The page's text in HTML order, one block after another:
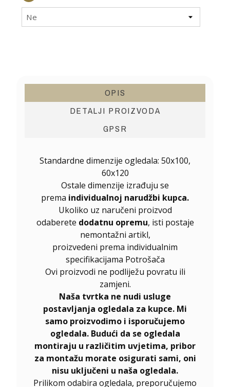
Ne
OPIS
DETALJI PROIZVODA
GPSR
Standardne dimenzije ogledala: 50x100,
60x120
Ostale dimenzije izrađuju se
prema individualnoj narudžbi kupca.
Ukoliko uz naručeni proizvod
odaberete dodatnu opremu, isti postaje
nemontažni artikl,
proizvedeni prema individualnim
specifikacijama Potrošača
Ovi proizvodi ne podliježu povratu ili
zamjeni.
Naša tvrtka ne nudi usluge
postavljanja ogledala za kupce. Mi
samo proizvodimo i isporučujemo
ogledala. Budući da se ogledala
montiraju u različitim uvjetima, pribor
za montažu morate osigurati sami, oni
nisu uključeni u naša ogledala.
Prilikom odabira ogledala, preporučujemo